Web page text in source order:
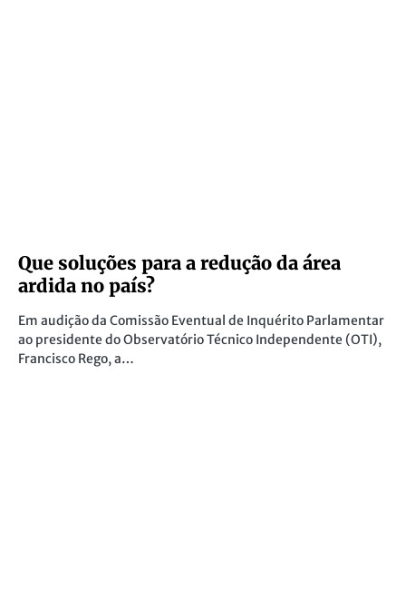
Que soluções para a redução da área
ardida no país?
Em audição da Comissão Eventual de Inquérito Parlamentar
ao presidente do Observatório Técnico Independente (OTI),
Francisco Rego, a…